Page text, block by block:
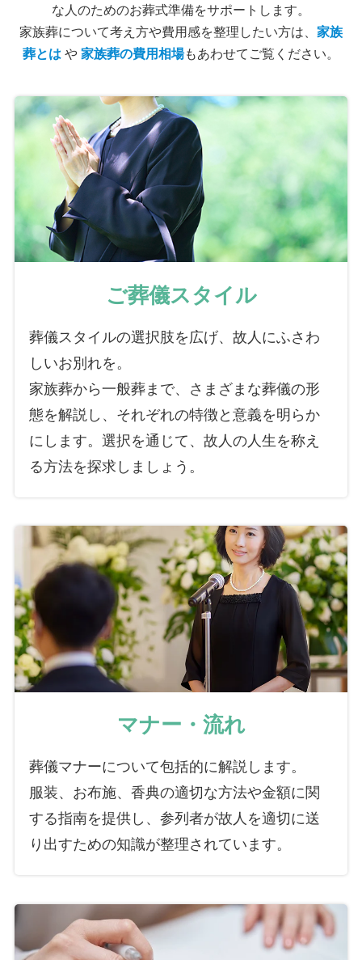
な人のためのお葬式準備をサポートします。
家族葬について考え方や費用感を整理したい方は、 家族
葬とはや家族葬の費用相場もあわせてご覧ください。
ご葬儀スタイル
葬儀スタイルの選択肢を広げ、故人にふさわ
しいお別れを。
家族葬から一般葬まで、さまざまな葬儀の形
態を解説し、それぞれの特徴と意義を明らか
にします。選択を通じて、故人の人生を称え
る方法を探求しましょう。
マナー・流れ
葬儀マナーについて包括的に解説します。
服装、お布施、香典の適切な方法や金額に関
する指南を提供し、参列者が故人を適切に送
り出すための知識が整理されています。